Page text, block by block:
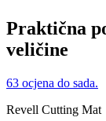
Praktična
veličine
63 ocjena do sada.
Revell Cutting Mat